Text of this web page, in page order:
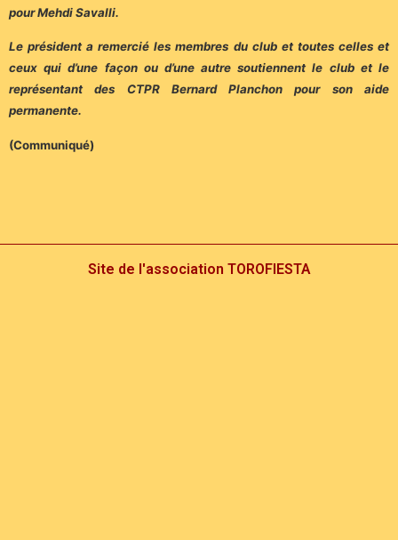
pour Mehdi Savalli.
Le président a remercié les membres du club et toutes celles et
ceux qui d’une façon ou d’une autre soutiennent le club et le
représentant des CTPR Bernard Planchon pour son aide
permanente.
(Communiqué)
Site de l'association TOROFIESTA